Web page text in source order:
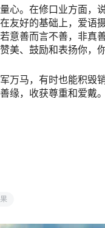
心。在修口业方面，
友好的基础上，爱语
意善而言不善，非真
美、鼓励和表扬你，
万马，有时也能积毁
缘，收获尊重和爱戴。